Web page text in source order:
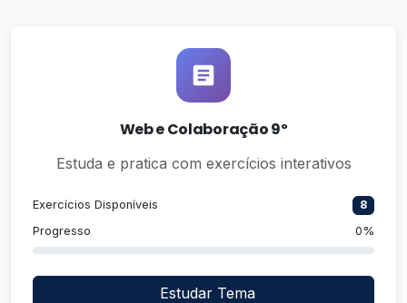
Web e Colaboração 9º
Estuda e pratica com exercícios interativos
Exercícios Disponíveis
8
Progresso
0%
Estudar Tema